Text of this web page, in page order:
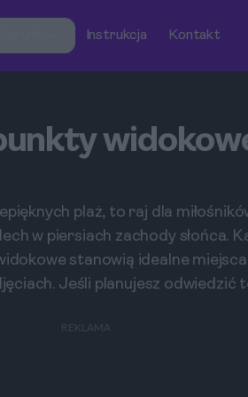
Instrukcja Kontakt
plaż, to raj dla
w piersiach zachody słońca.
stanowią idealne miejsca
Jeśli planujesz odwiedzić
REKLAMA